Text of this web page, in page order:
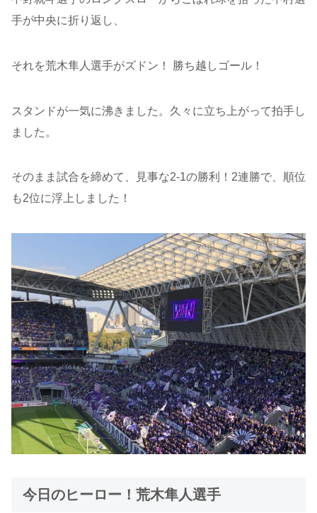
手が中央に折り返し、
それを荒木隼人選手がズドン！ 勝ち越しゴール！
スタンドが一気に沸きました。久々に立ち上がって拍手し
ました。
そのまま試合を締めて、見事な2-1の勝利！2連勝で、順位
も2位に浮上しました！
今日のヒーロー！荒木隼人選手